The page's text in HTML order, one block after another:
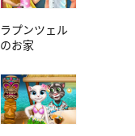
ラプンツェル
のお家